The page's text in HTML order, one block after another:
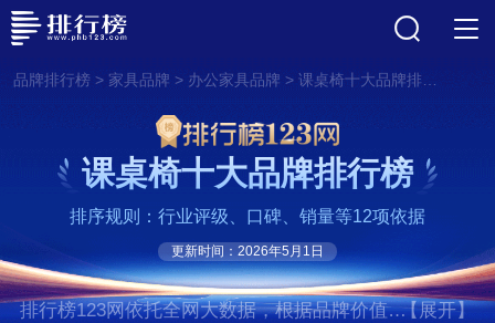
品牌排行榜> 家具品牌 > 办公家具品牌 > 课桌椅十大品牌排行榜
课桌椅十大品牌排行榜
排序规则：行业评级、口碑、销量等12项依据
更新时间：2026年5月1日
排行榜123网依托全网大数据，根据品牌价值、【展开】